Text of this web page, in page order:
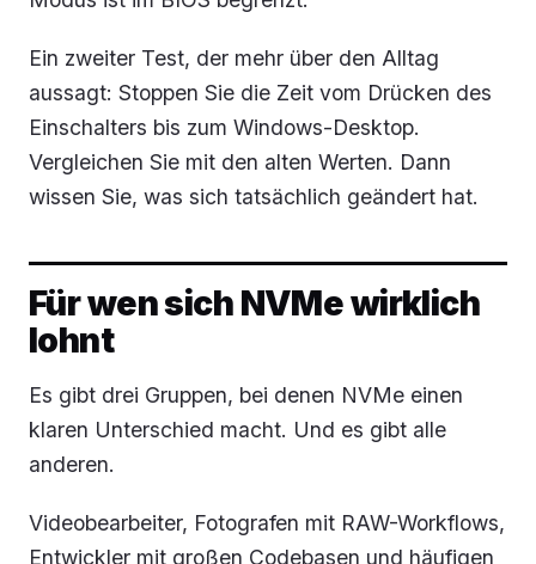
Ein zweiter Test, der mehr über den Alltag
aussagt: Stoppen Sie die Zeit vom Drücken des
Einschalters bis zum Windows-Desktop.
Vergleichen Sie mit den alten Werten. Dann
wissen Sie, was sich tatsächlich geändert hat.
Für wen sich NVMe wirklich
lohnt
Es gibt drei Gruppen, bei denen NVMe einen
klaren Unterschied macht. Und es gibt alle
anderen.
Videobearbeiter, Fotografen mit RAW-Workflows,
Entwickler mit großen Codebasen und häufigen